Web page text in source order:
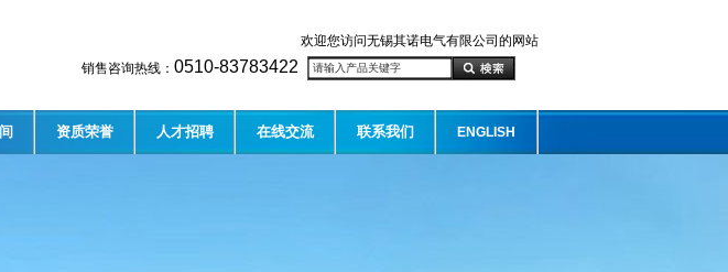
欢迎您访问无锡其诺电气有限公司的网站
销售咨询热线： 0510-83783422
资质荣誉 人才招聘 在线交流 联系我们 ENGLISH